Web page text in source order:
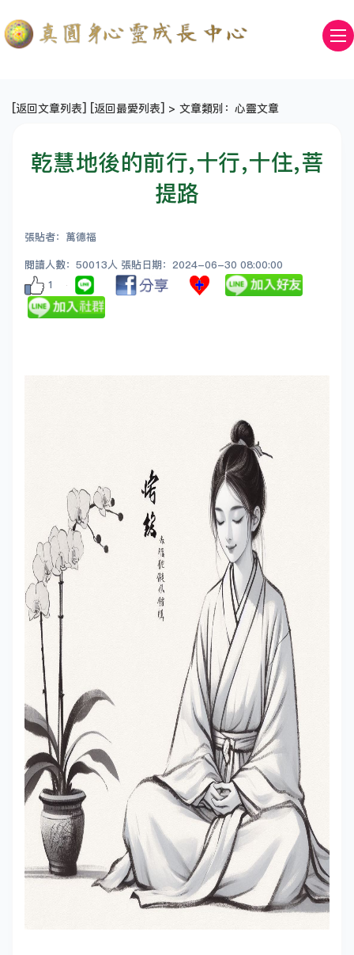
[返回文章列表] [返回最愛列表] > 文章類別：心靈文章
乾慧地後的前行,十行,十住,菩
提路
張貼者：萬德福
閱讀人數：50013人 張貼日期：2024-06-30 08:00:00
1